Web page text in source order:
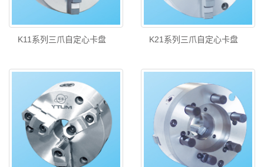
K11系列三爪自定心卡盘 K21系列三爪自定心卡盘